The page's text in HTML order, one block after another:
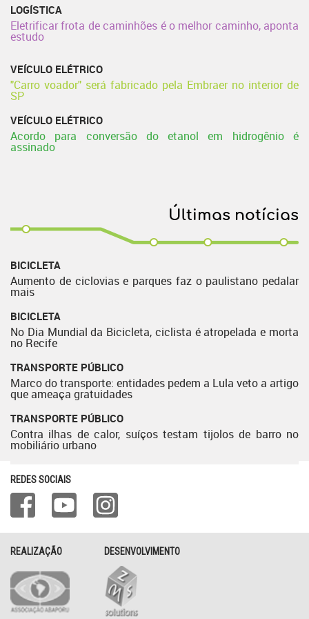
LOGÍSTICA
Eletrificar frota de caminhões é o melhor caminho, aponta
estudo
VEÍCULO ELÉTRICO
"Carro voador" será fabricado pela Embraer no interior de
SP
VEÍCULO ELÉTRICO
Acordo para conversão do etanol em hidrogênio é
assinado
Últimas notícias
BICICLETA
Aumento de ciclovias e parques faz o paulistano pedalar
mais
BICICLETA
No Dia Mundial da Bicicleta, ciclista é atropelada e morta
no Recife
TRANSPORTE PÚBLICO
Marco do transporte: entidades pedem a Lula veto a artigo
que ameaça gratuidades
TRANSPORTE PÚBLICO
Contra ilhas de calor, suíços testam tijolos de barro no
mobiliário urbano
REDES SOCIAIS
REALIZAÇÃO DESENVOLVIMENTO